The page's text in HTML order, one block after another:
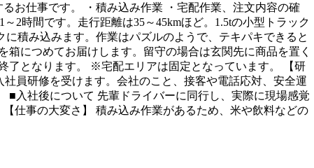
お仕事です。 ・積み込み作業 ・宅配作業、注文内容の確
2時間です。走行距離は35～45kmほど。1.5tの小型トラック
積み込みます。作業はパズルのようで、テキパキできると
につめてお届けします。留守の場合は玄関先に商品を置く
了となります。 ※宅配エリアは固定となっています。 【研
員研修を受けます。会社のこと、接客や電話応対、安全運
■入社後について 先輩ドライバーに同行し、実際に現場感覚
仕事の大変さ】 積み込み作業があるため、米や飲料などの